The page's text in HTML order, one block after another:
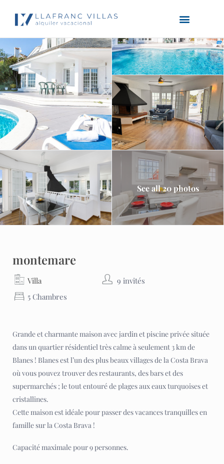
See all 20 photos
montemare
Villa
9 invités
5 Chambres
Grande et charmante maison avec jardin et piscine privée située
dans un quartier résidentiel très calme à seulement 3 km de
Blanes ! Blanes est l’un des plus beaux villages de la Costa Brava
où vous pouvez trouver des restaurants, des bars et des
supermarchés ; le tout entouré de plages aux eaux turquoises et
cristallines.
Cette maison est idéale pour passer des vacances tranquilles en
famille sur la Costa Brava !
Capacité maximale pour 9 personnes.